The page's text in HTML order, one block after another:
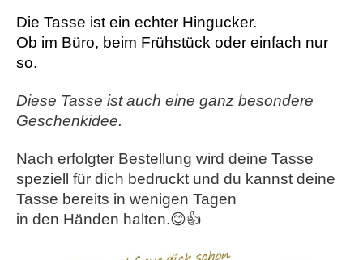
Die Tasse ist ein echter Hingucker.
Ob im Büro, beim Frühstück oder einfach nur
so.
Diese Tasse ist auch eine ganz besondere
Geschenkidee.
Nach erfolgter Bestellung wird deine Tasse
speziell für dich bedruckt und du kannst deine
Tasse bereits in wenigen Tagen
in den Händen halten.😊👍